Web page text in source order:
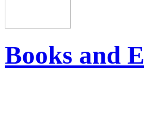
Books and